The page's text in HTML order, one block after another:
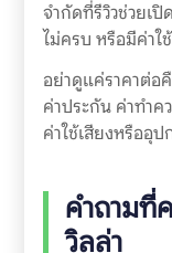
จำกัดที่รีวิวช่วยเ
ไม่ครบ หรือมีค่าใ
อย่าดูแค่ราคาต่อ
ค่าประกัน ค่าทำค
ค่าใช้เสียงหรืออุ
คำถามที่
วิลล่า